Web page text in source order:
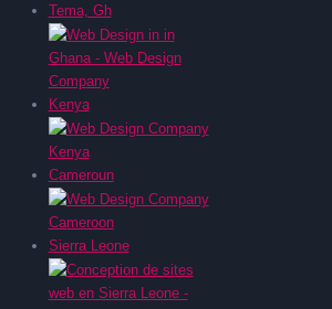
Tema, Gh
Kenya
Cameroun
Sierra Leone